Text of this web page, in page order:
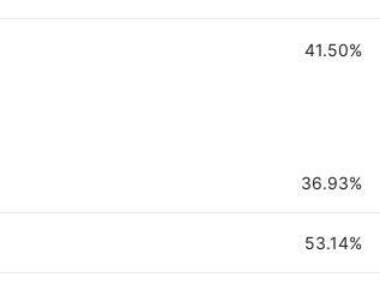
41.50%
36.93%
53.14%